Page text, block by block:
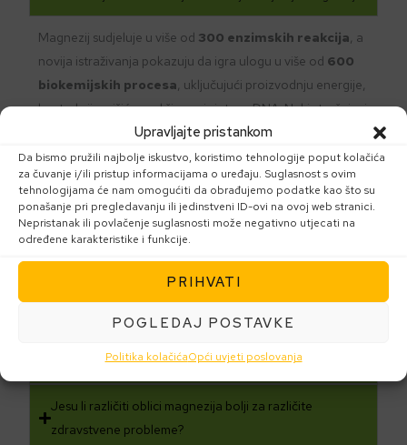
Upravljajte pristankom
Da bismo pružili najbolje iskustvo, koristimo tehnologije poput kolačića
za čuvanje i/ili pristup informacijama o uređaju. Suglasnost s ovim
tehnologijama će nam omogućiti da obrađujemo podatke kao što su
ponašanje pri pregledavanju ili jedinstveni ID-ovi na ovoj web stranici.
Nepristanak ili povlačenje suglasnosti može negativno utjecati na
određene karakteristike i funkcije.
PRIHVATI
POGLEDAJ POSTAVKE
Politika kolačićaOpći uvjeti poslovanja
Magnezij sudjeluje u više od 300 enzimskih reakcija, a
novija istraživanja pokazuju da igra ulogu u više od 600
biokemijskih procesa, uključujući proizvodnju energije,
kontrakciju mišića, rad živaca i sintezu DNA. Neki stručnjaci
procjenjuju taj broj čak i do1.000.
Mogu li unijeti dovoljno magnezija hranom?
Zašto je nedostatak magnezija toliko raširen?
Može li mi liječnik provjeriti razinu magnezija?
Koji su česti simptomi nedostatka magnezija?
Koji je dodatak magnezija primjeren za mene?
Jesu li različiti oblici magnezija bolji za različite
zdravstvene probleme?